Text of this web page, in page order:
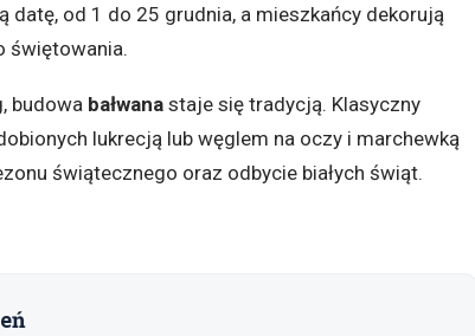
datę, od 1 do 25 grudnia, a mieszkańcy dekorują
świętowania.
budowa bałwana staje się tradycją. Klasyczny
lukrecją lub węglem na oczy i marchewką
świątecznego oraz odbycie białych świąt.